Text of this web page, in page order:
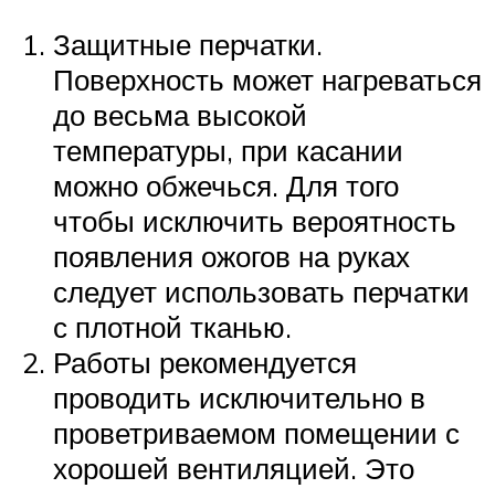
Защитные перчатки.
Поверхность может нагреваться
до весьма высокой
температуры, при касании
можно обжечься. Для того
чтобы исключить вероятность
появления ожогов на руках
следует использовать перчатки
с плотной тканью.
Работы рекомендуется
проводить исключительно в
проветриваемом помещении с
хорошей вентиляцией. Это